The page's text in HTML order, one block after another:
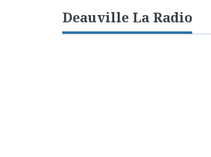
Deauville La Radio